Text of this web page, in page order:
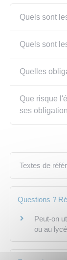
Quels sont
Quels sont
Quelles
Que risque
ses
Textes de
Questions ?
Peut-on
ou au